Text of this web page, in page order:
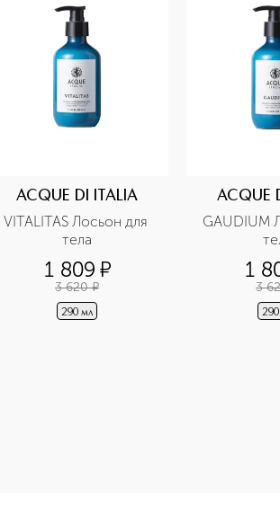
ACQUE DI ITALIA
VITALITAS Лосьон для
тела
1 809 ¤
3 620 ¤
290 мл
ACQUE
GAUDIUM
1
3